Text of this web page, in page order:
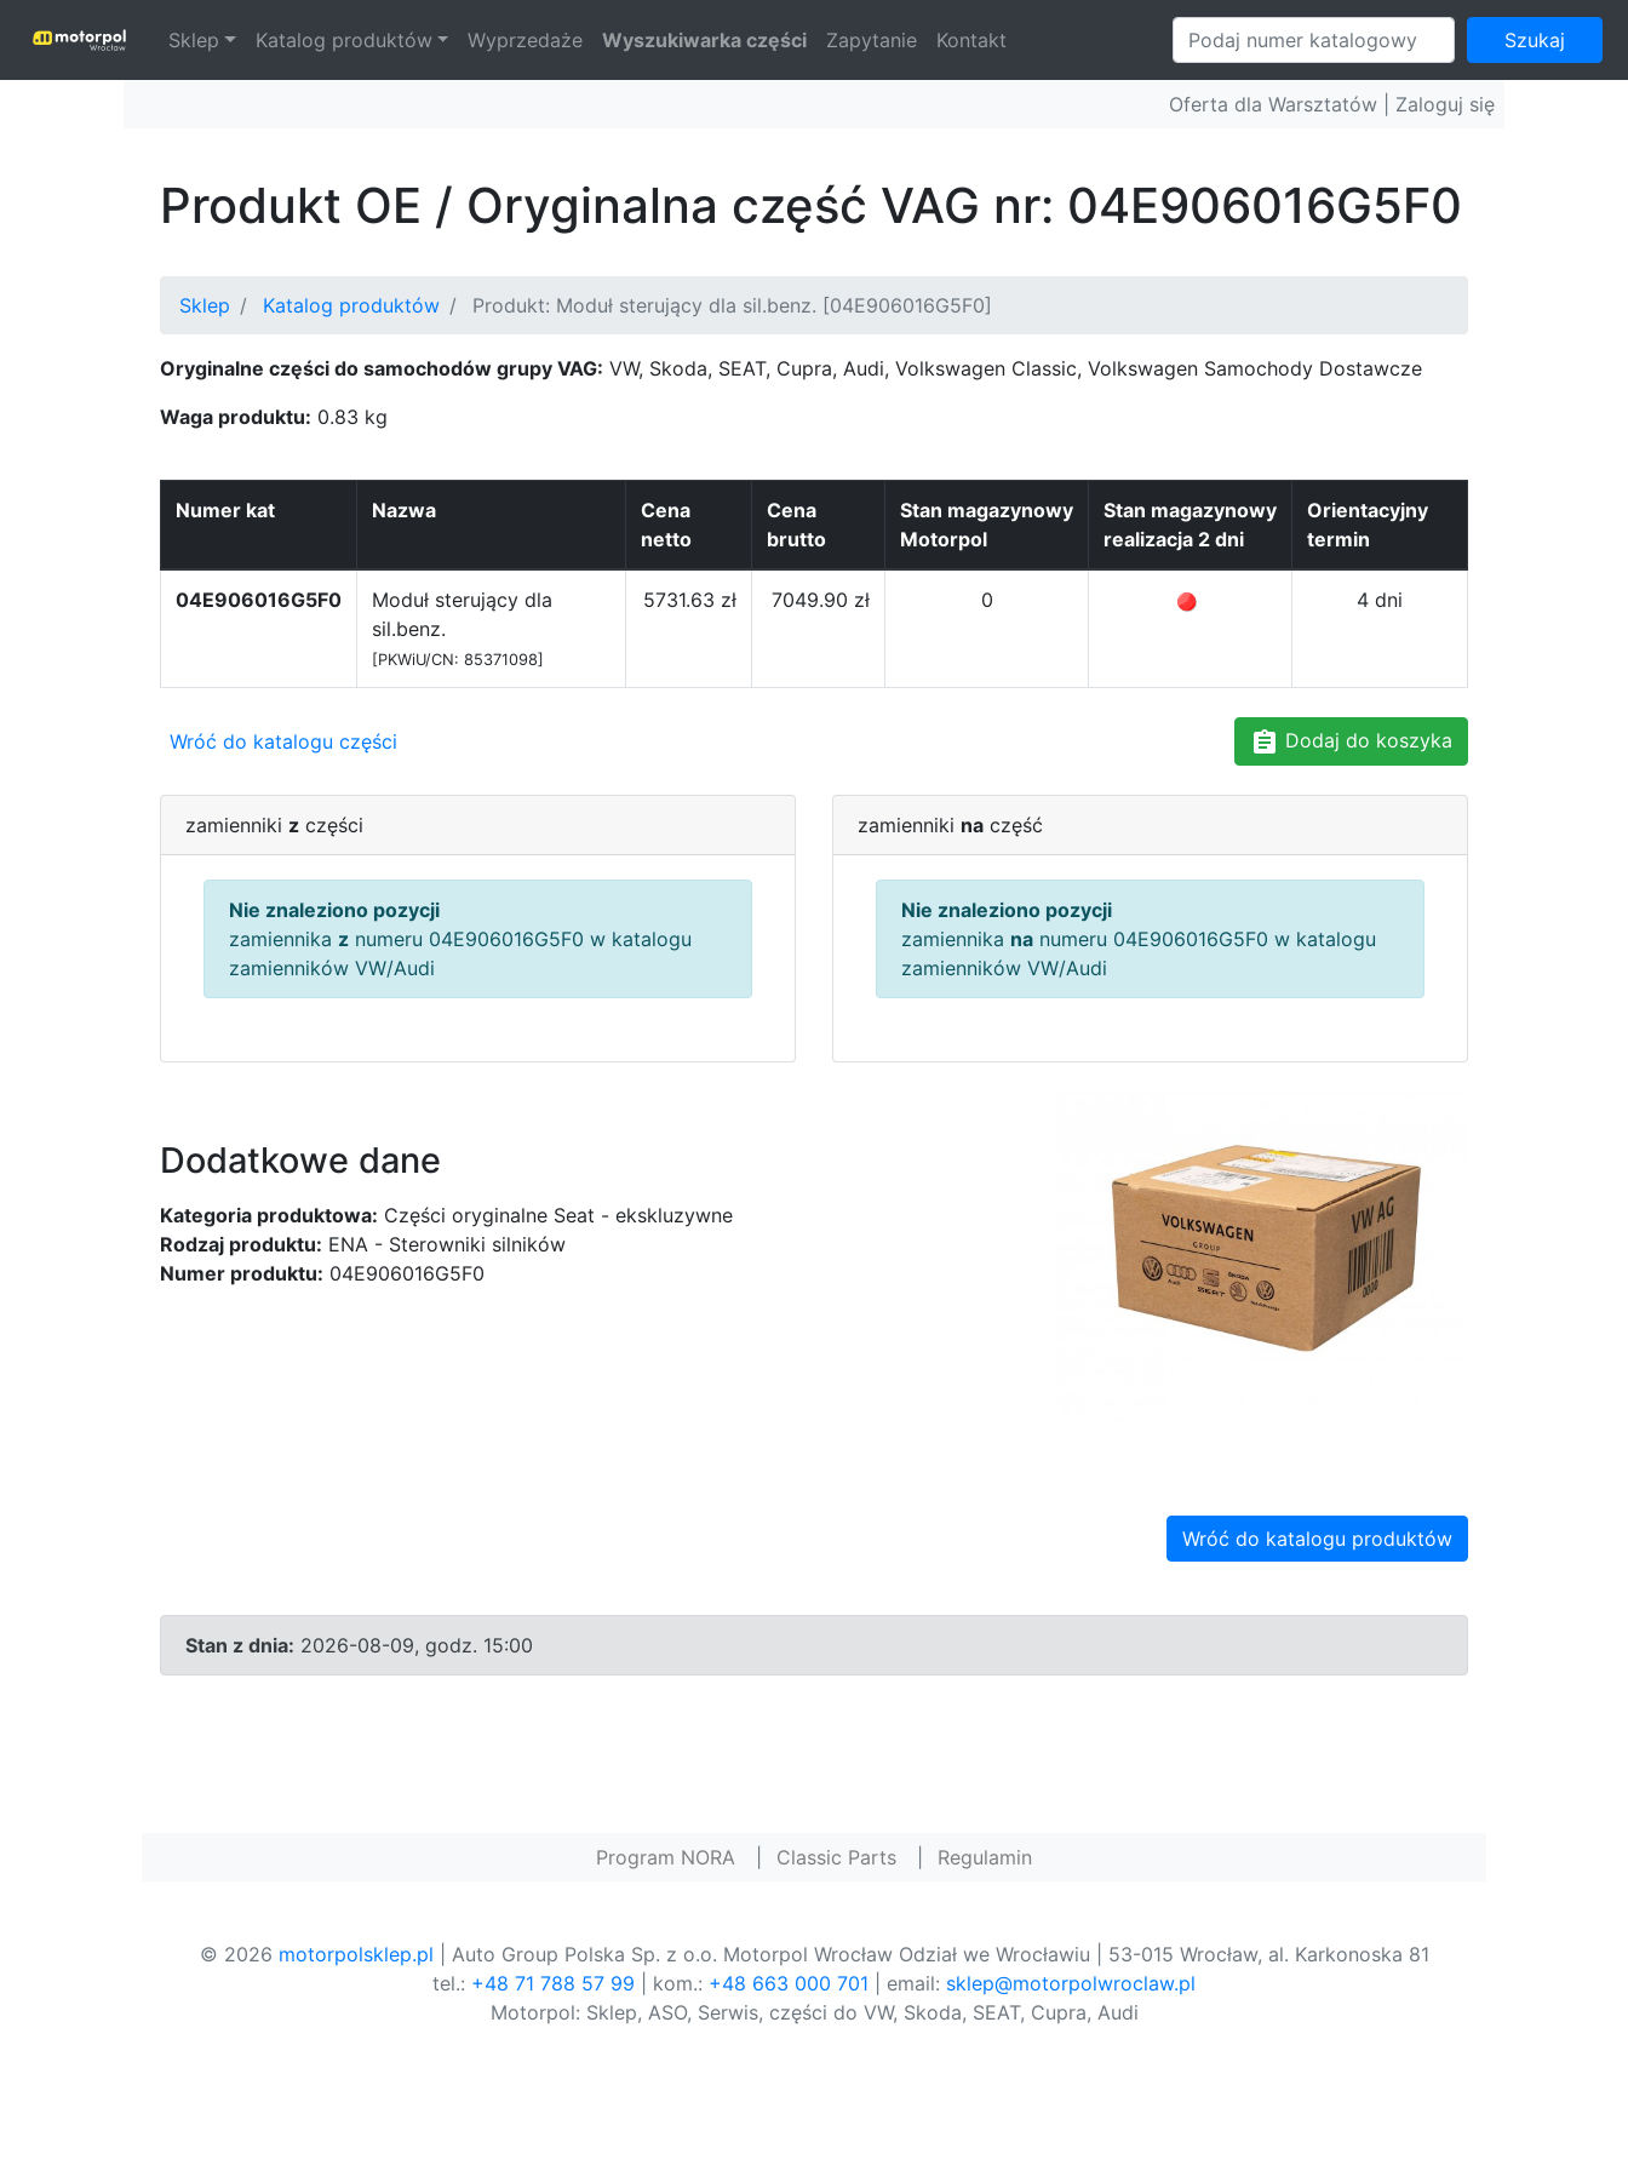
Sklep Katalog produktów Wyprzedaże Wyszukiwarka części Zapytanie Kontakt Szukaj
Oferta dla Warsztatów | Zaloguj się
Produkt OE / Oryginalna część VAG nr: 04E906016G5F0
Sklep Katalog produktów Produkt: Moduł sterujący dla sil.benz. [04E906016G5F0]
Oryginalne części do samochodów grupy VAG: VW, Skoda, SEAT, Cupra, Audi, Volkswagen Classic, Volkswagen Samochody Dostawcze
Waga produktu: 0.83 kg
Numer kat Nazwa
Cena
netto
Cena
brutto
Stan magazynowy
Motorpol
Stan magazynowy
realizacja 2 dni
Orientacyjny
termin
04E906016G5F0
Moduł sterujący dla
sil.benz.
[PKWiU/CN: 85371098]
5731.63 zł 7049.90 zł 0 4 dni
Wróć do katalogu części Dodaj do koszyka
zamienniki z części
Nie znaleziono pozycji
zamiennika z numeru 04E906016G5F0 w katalogu
zamienników VW/Audi
zamienniki na część
Nie znaleziono pozycji
zamiennika na numeru 04E906016G5F0 w katalogu
zamienników VW/Audi
Dodatkowe dane
Kategoria produktowa: Części oryginalne Seat - ekskluzywne
Rodzaj produktu: ENA - Sterowniki silników
Numer produktu: 04E906016G5F0
Wróć do katalogu produktów
Stan z dnia: 2026-08-09, godz. 15:00
Program NORA Classic Parts Regulamin
© 2026 motorpolsklep.pl | Auto Group Polska Sp. z o.o. Motorpol Wrocław Odział we Wrocławiu | 53-015 Wrocław, al. Karkonoska 81
tel.: +48 71 788 57 99 | kom.: +48 663 000 701 | email: sklep@motorpolwroclaw.pl
Motorpol: Sklep, ASO, Serwis, części do VW, Skoda, SEAT, Cupra, Audi